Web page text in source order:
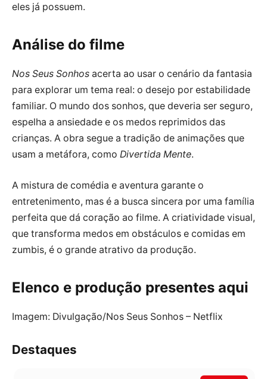
eles já possuem.
Análise do filme
Nos Seus Sonhos acerta ao usar o cenário da fantasia
para explorar um tema real: o desejo por estabilidade
familiar. O mundo dos sonhos, que deveria ser seguro,
espelha a ansiedade e os medos reprimidos das
crianças. A obra segue a tradição de animações que
usam a metáfora, como Divertida Mente.
A mistura de comédia e aventura garante o
entretenimento, mas é a busca sincera por uma família
perfeita que dá coração ao filme. A criatividade visual,
que transforma medos em obstáculos e comidas em
zumbis, é o grande atrativo da produção.
Elenco e produção presentes aqui
Imagem: Divulgação/Nos Seus Sonhos – Netflix
Destaques